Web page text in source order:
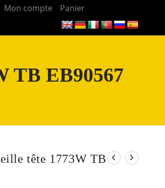
Mon compte Panier
TB EB90567
tête 1773W TB